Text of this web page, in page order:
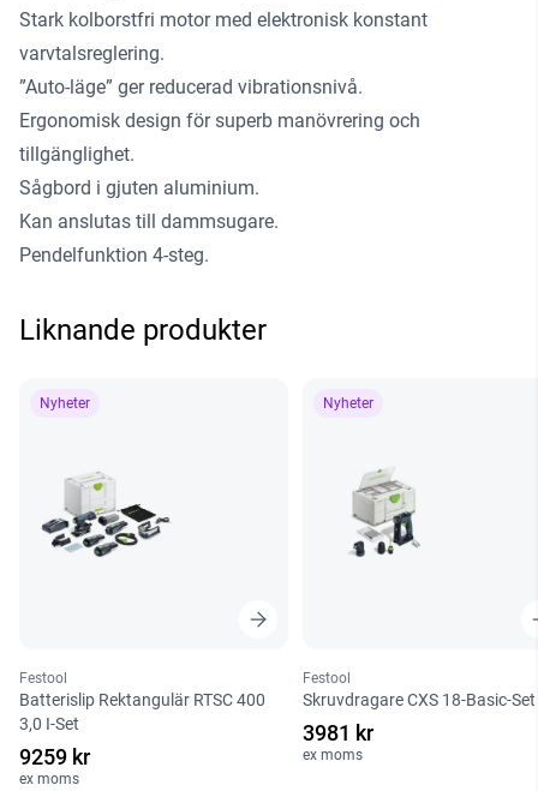
Stark kolborstfri motor med elektronisk konstant
varvtalsreglering.
”Auto-läge” ger reducerad vibrationsnivå.
Ergonomisk design för superb manövrering och
tillgänglighet.
Sågbord i gjuten aluminium.
Kan anslutas till dammsugare.
Pendelfunktion 4-steg.
Liknande produkter
Nyheter
Festool
Batterislip Rektangulär RTSC 400
3,0 I-Set
9259 kr
ex moms
Nyheter
Festool
Skruvdragare CXS 18-Basic-Set
3981 kr
ex moms